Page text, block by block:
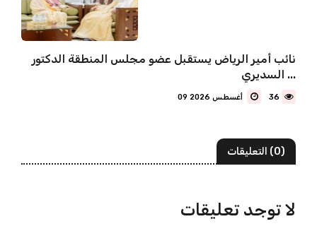
نائب أمير الرياض يستقبل عضو مجلس المنطقة الدكتور
السديري ...
36
(0) التعليقات
لا توجد تعليقات